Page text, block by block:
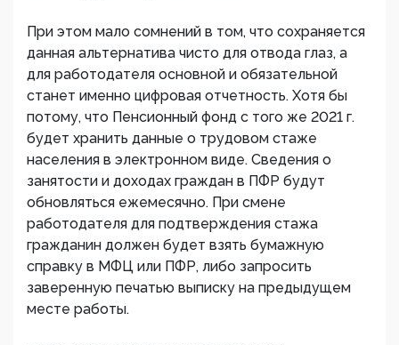
При этом мало сомнений в том, что сохраняется
данная альтернатива чисто для отвода глаз, а
для работодателя основной и обязательной
станет именно цифровая отчетность. Хотя бы
потому, что Пенсионный фонд с того же 2021 г.
будет хранить данные о трудовом стаже
населения в электронном виде. Сведения о
занятости и доходах граждан в ПФР будут
обновляться ежемесячно. При смене
работодателя для подтверждения стажа
гражданин должен будет взять бумажную
справку в МФЦ или ПФР, либо запросить
заверенную печатью выписку на предыдущем
месте работы.